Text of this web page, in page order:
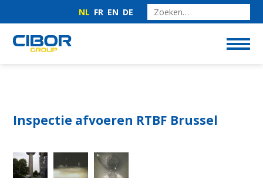
NL FR EN DE
Inspectie afvoeren RTBF Brussel